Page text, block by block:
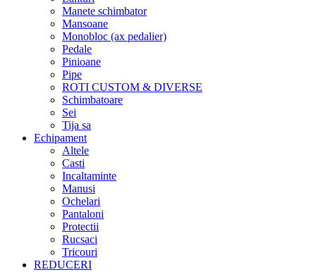
Manete schimbator
Mansoane
Monobloc (ax pedalier)
Pedale
Pinioane
Pipe
ROTI CUSTOM & DIVERSE
Schimbatoare
Sei
Tija sa
Echipament
Altele
Casti
Incaltaminte
Manusi
Ochelari
Pantaloni
Protectii
Rucsaci
Tricouri
REDUCERI